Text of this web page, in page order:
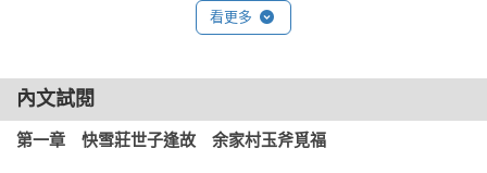
看更多
內文試閱
第一章　快雪莊世子逢故　余家村玉斧覓福